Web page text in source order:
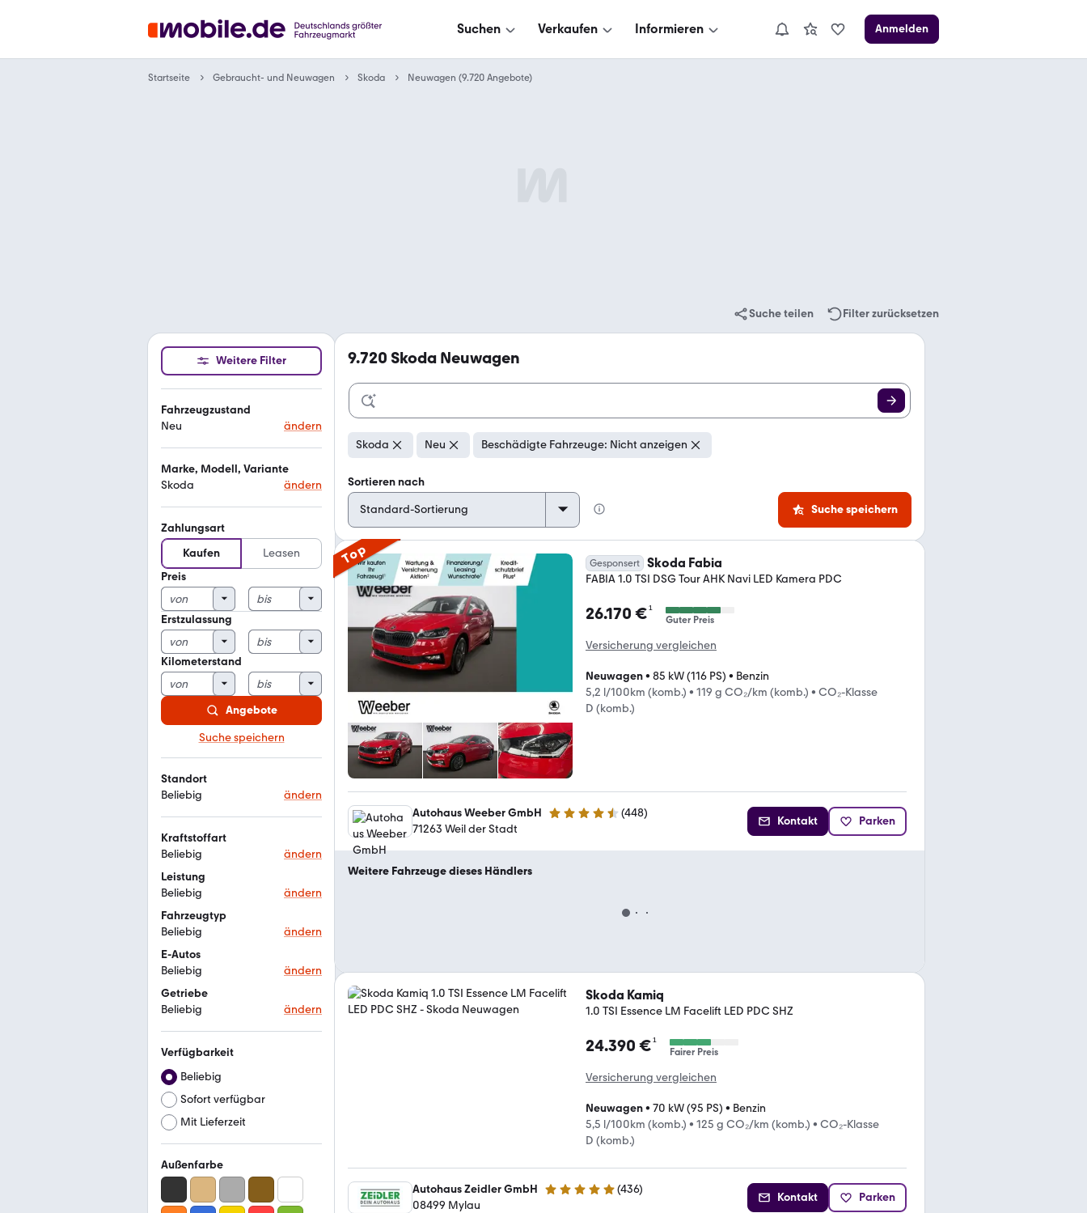
Suchen Verkaufen Informieren Anmelden
Startseite Gebraucht- und Neuwagen Skoda Neuwagen (9.720 Angebote)
Suche teilen Filter zurücksetzen
Weitere Filter
Fahrzeugzustand
Neu
ändern
Marke, Modell, Variante
Skoda
ändern
Zahlungsart
Kaufen
Leasen
Preis
Erstzulassung
Kilometerstand
Angebote
Suche speichern
Standort
Beliebig
ändern
Kraftstoffart
Beliebig
ändern
Leistung
Beliebig
ändern
Fahrzeugtyp
Beliebig
ändern
E-Autos
Beliebig
ändern
Getriebe
Beliebig
ändern
Verfügbarkeit
Beliebig
Sofort verfügbar
Mit Lieferzeit
Außenfarbe
9.720 Skoda Neuwagen
Skoda Neu Beschädigte Fahrzeuge: Nicht anzeigen
Sortieren nach
Suche speichern
Top Gesponsert Skoda Fabia
FABIA 1.0 TSI DSG Tour AHK Navi LED Kamera PDC
26.170 €¹
Guter Preis
Versicherung vergleichen
Neuwagen• 85 kW (116 PS) • Benzin
5,2 l/100km (komb.) • 119 g CO₂/km (komb.) • CO₂-Klasse
D (komb.)
Autohaus Weeber GmbH 4.5 Sterne (448)
71263 Weil der Stadt
Kontakt Parken
Weitere Fahrzeuge dieses Händlers
Skoda Kamiq
1.0 TSI Essence LM Facelift LED PDC SHZ
24.390 €¹
Fairer Preis
Versicherung vergleichen
Neuwagen• 70 kW (95 PS) • Benzin
5,5 l/100km (komb.) • 125 g CO₂/km (komb.) • CO₂-Klasse
D (komb.)
Autohaus Zeidler GmbH 5 Sterne (436)
08499 Mylau
Kontakt Parken